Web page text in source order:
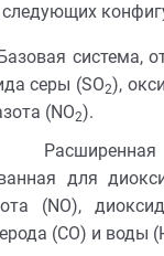
система,
серы (SO2),
(NO2).
для
(NO),
(CO) и воды